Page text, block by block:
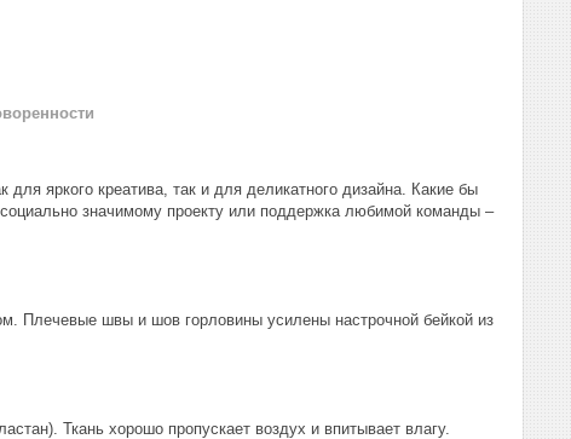
яркого креатива, так и для деликатного дизайна. Какие бы
значимому проекту или поддержка любимой команды –
Плечевые швы и шов горловины усилены настрочной бейкой из
Ткань хорошо пропускает воздух и впитывает влагу.